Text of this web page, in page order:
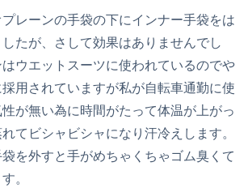
レーンの手袋の下にインナー手袋をは
たが、さして効果はありませんでし
ウエットスーツに使われているのでや
用されていますが私が自転車通勤に使
が無い為に時間がたって体温が上がっ
てビシャビシャになり汗冷えします。
を外すと手がめちゃくちゃゴム臭くて
。